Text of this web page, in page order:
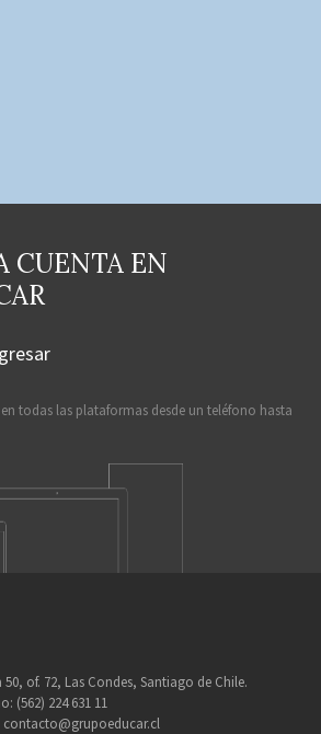
CUENTA EN
todas las plataformas desde un teléfono hasta
50, of. 72, Las Condes, Santiago de Chile.
(562) 224 631 11
contacto@grupoeducar.cl